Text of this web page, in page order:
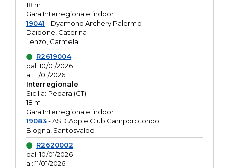
18 m
Gara Interregionale indoor
19041 - Dyamond Archery Palermo
Daidone, Caterina
Lenzo, Carmela
R2619004
dal: 10/01/2026
al: 11/01/2026
Interregionale
Sicilia: Pedara (CT)
18 m
Gara Interregionale indoor
19083- ASD Apple Club Camporotondo
Blogna, Santosvaldo
R2620002
dal: 10/01/2026
al: 11/01/2026